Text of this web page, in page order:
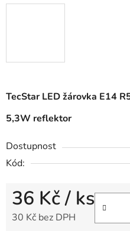
TecStar LED žárovka E14
5,3W reflektor
Dostupnost
Kód:
36 Kč/ ks
30 Kč bez DPH